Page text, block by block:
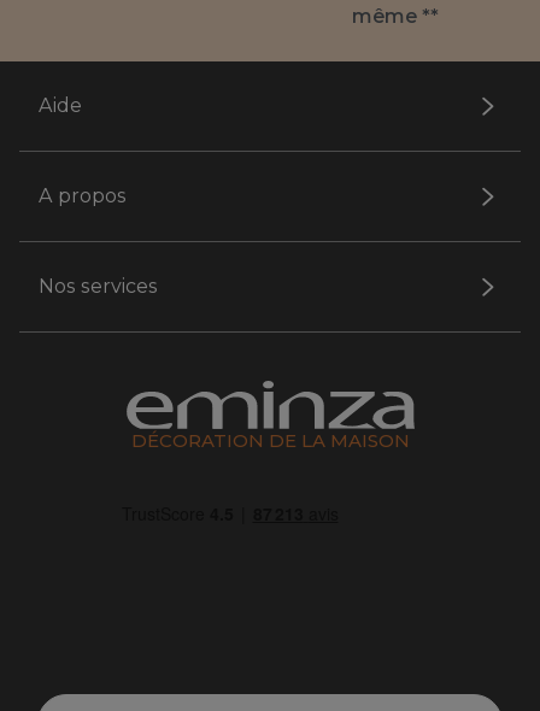
même **
Aide
A propos
Nos services
DÉCORATION DE LA MAISON